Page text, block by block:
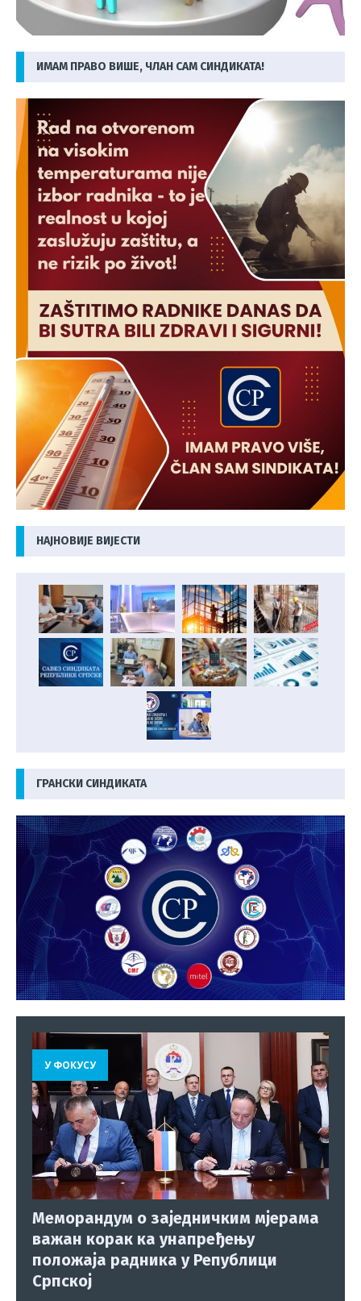
ИМАМ ПРАВО ВИШЕ, ЧЛАН САМ СИНДИКАТА!
НАЈНОВИЈЕ ВИЈЕСТИ
ГРАНСКИ СИНДИКАТА
У ФОКУСУ
Меморандум о заједничким мјерама
важан корак ка унапређењу
положаја радника у Републици
Српској